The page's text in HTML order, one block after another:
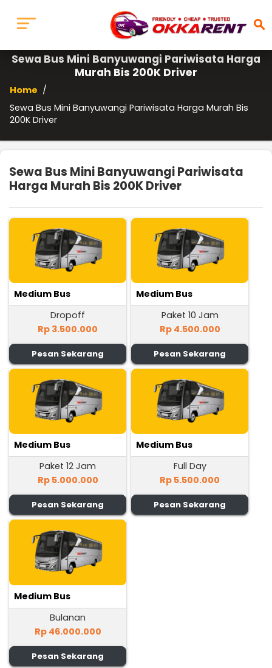
search
Sewa Bus Mini Banyuwangi Pariwisata Harga
Murah Bis 200K Driver
Home /
Sewa Bus Mini Banyuwangi Pariwisata Harga Murah Bis
200K Driver
Sewa Bus Mini Banyuwangi Pariwisata
Harga Murah Bis 200K Driver
Medium Bus
Dropoff
Rp 3.500.000
Pesan Sekarang
Medium Bus
Paket 10 Jam
Rp 4.500.000
Pesan Sekarang
Medium Bus
Paket 12 Jam
Rp 5.000.000
Pesan Sekarang
Medium Bus
Full Day
Rp 5.500.000
Pesan Sekarang
Medium Bus
Bulanan
Rp 46.000.000
Pesan Sekarang